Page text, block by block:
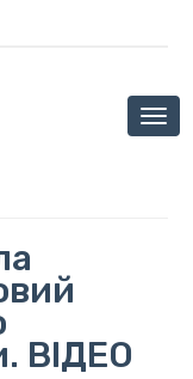
ВІДЕО